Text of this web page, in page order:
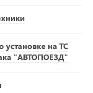
установке на ТС
"АВТОПОЕЗД"